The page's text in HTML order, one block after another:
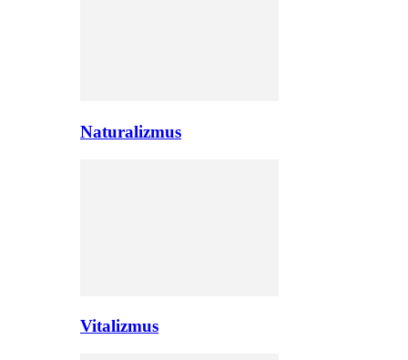
Naturalizmus
Vitalizmus